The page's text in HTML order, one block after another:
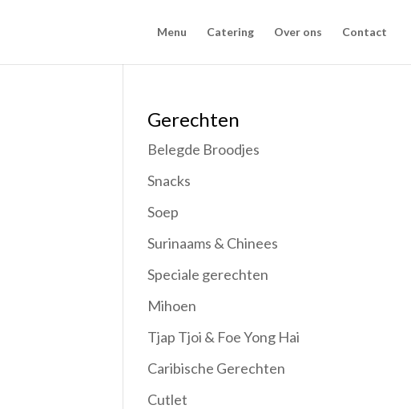
Menu Catering Over ons Contact
Gerechten
Belegde Broodjes
Snacks
Soep
Surinaams & Chinees
Speciale gerechten
Mihoen
Tjap Tjoi & Foe Yong Hai
Caribische Gerechten
Cutlet